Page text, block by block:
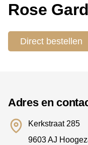
Rose
Direct bestellen
Adres en
Kerkstraat 285
9603 AJ